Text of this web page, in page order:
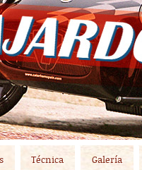
Técnica Galería